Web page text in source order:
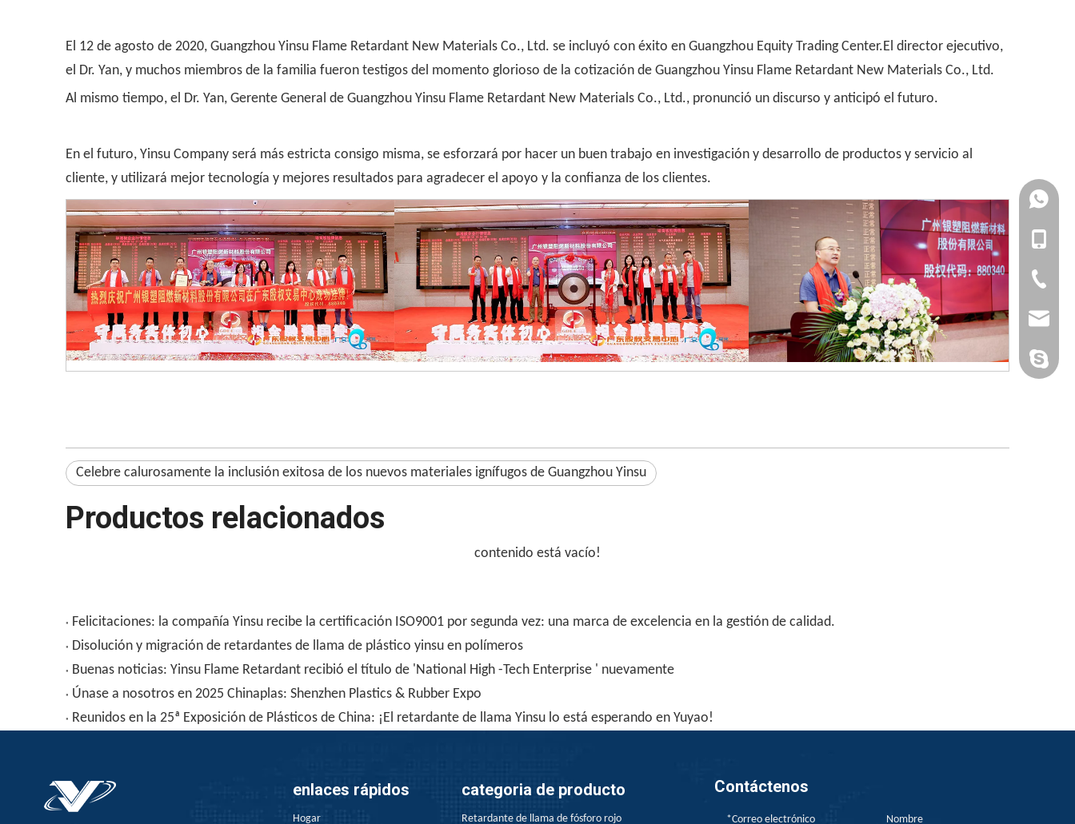
El 12 de agosto de 2020, Guangzhou Yinsu Flame Retardant New Materials Co., Ltd. se incluyó con éxito en Guangzhou Equity Trading Center.El director ejecutivo,
el Dr. Yan, y muchos miembros de la familia fueron testigos del momento glorioso de la cotización de Guangzhou Yinsu Flame Retardant New Materials Co., Ltd.
Al mismo tiempo, el Dr. Yan, Gerente General de Guangzhou Yinsu Flame Retardant New Materials Co., Ltd., pronunció un discurso y anticipó el futuro.
En el futuro, Yinsu Company será más estricta consigo misma, se esforzará por hacer un buen trabajo en investigación y desarrollo de productos y servicio al
cliente, y utilizará mejor tecnología y mejores resultados para agradecer el apoyo y la confianza de los clientes.
Celebre calurosamente la inclusión exitosa de los nuevos materiales ignífugos de Guangzhou Yinsu
Productos relacionados
contenido está vacío!
Felicitaciones: la compañía Yinsu recibe la certificación ISO9001 por segunda vez: una marca de excelencia en la gestión de calidad.
Disolución y migración de retardantes de llama de plástico yinsu en polímeros
Buenas noticias: Yinsu Flame Retardant recibió el título de 'National High -Tech Enterprise ' nuevamente
Únase a nosotros en 2025 Chinaplas: Shenzhen Plastics & Rubber Expo
Reunidos en la 25ª Exposición de Plásticos de China: ¡El retardante de llama Yinsu lo está esperando en Yuyao!
enlaces rápidos
Hogar
categoria de producto
Retardante de llama de fósforo rojo
+86-
+86-20-
yan-g-
Sandy
Contáctenos